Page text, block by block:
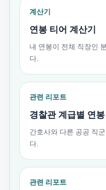
계산기
연봉 티어 계산기
내 연봉이 전체 직장인
다.
관련 리포트
경찰관 계급별 연
간호사와 다른 공공 직
다.
관련 리포트